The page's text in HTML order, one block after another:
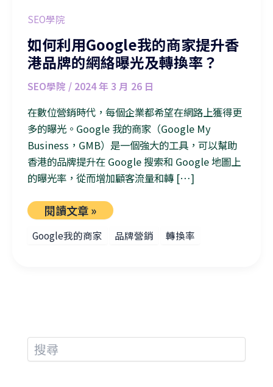
SEO學院
如何利用Google我的商家提升香
港品牌的網絡曝光及轉換率？
SEO學院 / 2024 年 3 月 26 日
在數位營銷時代，每個企業都希望在網路上獲得更
多的曝光。Google 我的商家（Google My
Business，GMB）是一個強大的工具，可以幫助
香港的品牌提升在 Google 搜索和 Google 地圖上
的曝光率，從而增加顧客流量和轉 […]
閱讀文章 »
Google我的商家 品牌營銷 轉換率